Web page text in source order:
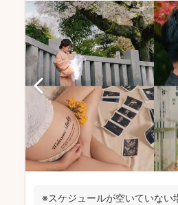
※スケジュールが空いていない